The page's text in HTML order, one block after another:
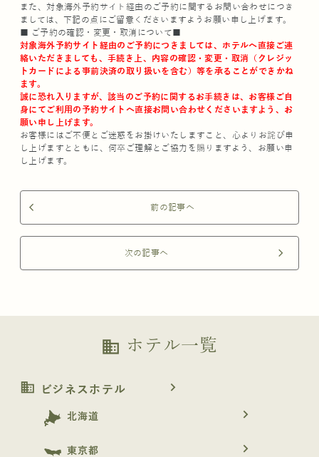
また、対象海外予約サイト経由のご予約に関するお問い合わせにつき
ましては、下記の点にご留意くださいますようお願い申し上げます。
■ ご予約の確認・変更・取消について■
対象海外予約サイト経由のご予約につきましては、ホテルへ直接ご連
絡いただきましても、手続き上、内容の確認・変更・取消（クレジッ
トカードによる事前決済の取り扱いを含む）等を承ることができかね
ます。
誠に恐れ入りますが、該当のご予約に関するお手続きは、お客様ご自
身にてご利用の予約サイトへ直接お問い合わせくださいますよう、お
願い申し上げます。
お客様にはご不便とご迷惑をお掛けいたしますこと、心よりお詫び申
し上げますとともに、何卒ご理解とご協力を賜りますよう、お願い申
し上げます。
arrow_back_ios 前の記事へ
次の記事へ arrow_forward_ios
business ホテル一覧
business ビジネスホテル navigate_next
北海道 navigate_next
東京都 navigate_next